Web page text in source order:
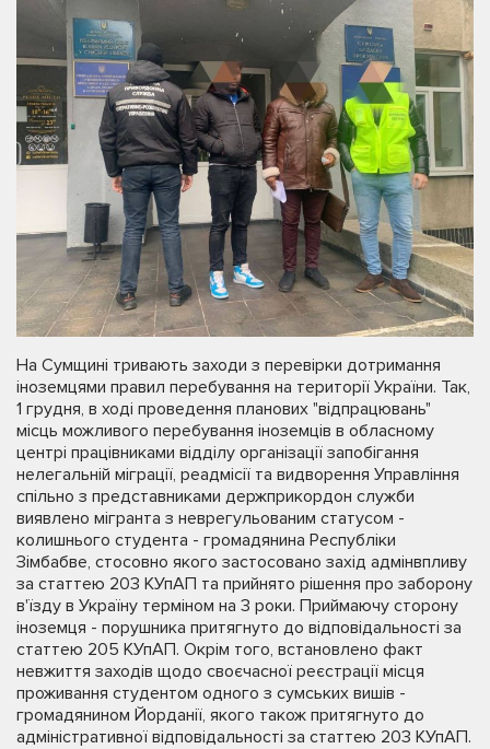
На Сумщині тривають заходи з перевірки дотримання
іноземцями правил перебування на території України. Так,
1 грудня, в ході проведення планових "відпрацювань"
місць можливого перебування іноземців в обласному
центрі працівниками відділу організації запобігання
нелегальній міграції, реадмісії та видворення Управління
спільно з представниками держприкордон служби
виявлено мігранта з неврегульованим статусом -
колишнього студента - громадянина Республіки
Зімбабве, стосовно якого застосовано захід адмінвпливу
за статтею 203 КУпАП та прийнято рішення про заборону
в'їзду в Україну терміном на 3 роки. Приймаючу сторону
іноземця - порушника притягнуто до відповідальності за
статтею 205 КУпАП. Окрім того, встановлено факт
невжиття заходів щодо своєчасної реєстрації місця
проживання студентом одного з сумських вишів -
громадянином Йорданії, якого також притягнуто до
адміністративної відповідальності за статтею 203 КУпАП.